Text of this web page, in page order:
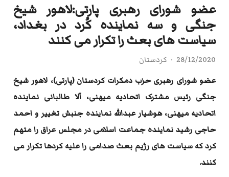
عضو شورای رهبری پارتی:لاهور شیخ
جنگی و سه نماینده کُرد در بغداد،
سیاست های بعث را تکرار می کنند
28/12/2020
کردستان
عضو شورای رهبری حزب دمکرات کردستان (پارتی)، لاهور شیخ
جنگی رئیس مشترک اتحادیه میهنی، آلا طالبانی نماینده
اتحادیه میهنی، هوشیار عبدالله نماینده جنبش تغییر و احمد
حاجی رشید نماینده جماعت اسلامی در مجلس عراق را متهم
کرد که سیاست های رژیم بعث صدامی را علیه کردها تکرار می
کنند.